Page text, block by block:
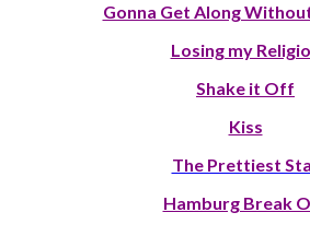
Gonna Get Along
Losing my
Shake it Off
Kiss
The Prettiest
Hamburg Break